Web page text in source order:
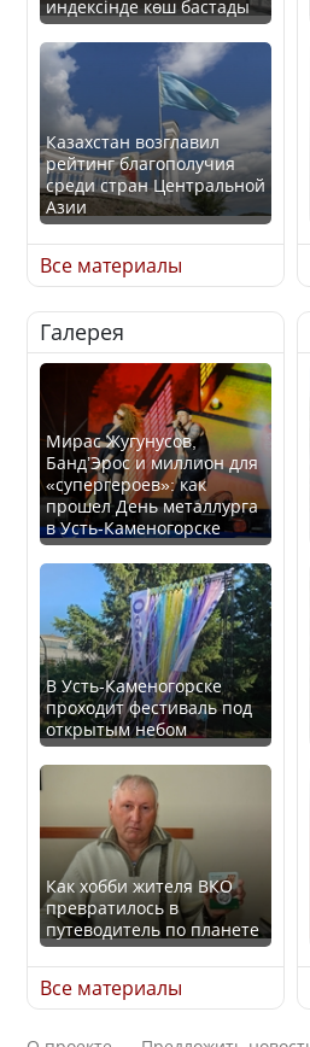
индексінде көш бастады
Казахстан возглавил
рейтинг благополучия
среди стран Центральной
Азии
Будут ли представлены
интересы регионов в
Курултае?
Ең төменгі жалақы,
алимент, экология: жеті
партия сайлаушылармен
нені талқылап жатыр?
Минимальная зарплата,
алименты, экология — о
чем говорят с
избирателями
представители партий
Министр рассказал, из
чего делают колбасу в
Казахстане
Все материалы
Галерея
Мирас Жугунусов,
Банд’Эрос и миллион для
«супергероев»: как
прошел День металлурга
в Усть-Каменогорске
В Усть-Каменогорске
проходит фестиваль под
открытым небом
Как хобби жителя ВКО
превратилось в
путеводитель по планете
Все материалы